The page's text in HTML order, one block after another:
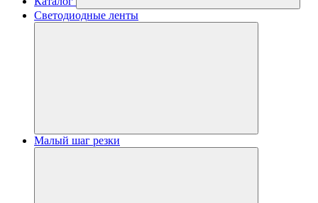
Светодиодные ленты
Малый шаг резки